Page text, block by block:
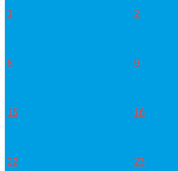
1 2
8 9
15 16
22 23